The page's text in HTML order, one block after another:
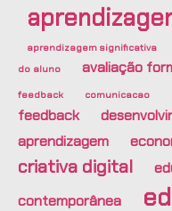
aprendizagem significativa
do aluno
avaliação
feedback comunicacao
feedback
aprendizagem
criativa digital
contemporânea